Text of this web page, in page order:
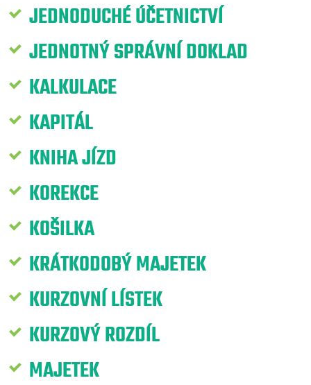
JEDNODUCHÉ ÚČETNICTVÍ
JEDNOTNÝ SPRÁVNÍ DOKLAD
KALKULACE
KAPITÁL
KNIHA JÍZD
KOREKCE
KOŠILKA
KRÁTKODOBÝ MAJETEK
KURZOVNÍ LÍSTEK
KURZOVÝ ROZDÍL
MAJETEK